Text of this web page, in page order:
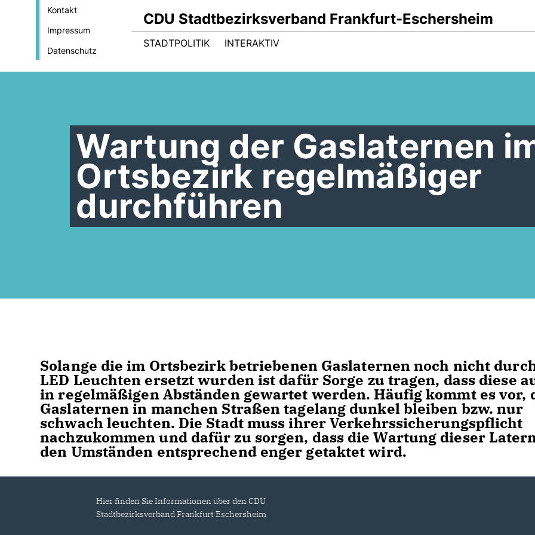
Kontakt
Impressum
Datenschutz
CDU Stadtbezirksverband Frankfurt-Eschersheim
STADTPOLITIK INTERAKTIV
Wartung der Gaslaternen
Ortsbezirk regelmäßiger
durchführen
Solange die im Ortsbezirk betriebenen Gaslaternen noch nicht
LED Leuchten ersetzt wurden ist dafür Sorge zu tragen, dass diese
in regelmäßigen Abständen gewartet werden. Häufig kommt es vor,
Gaslaternen in manchen Straßen tagelang dunkel bleiben bzw. nur
schwach leuchten. Die Stadt muss ihrer Verkehrssicherungspflicht
nachzukommen und dafür zu sorgen, dass die Wartung dieser
den Umständen entsprechend enger getaktet wird.
Hier finden Sie Informationen über den CDU
Stadtbezirksverband Frankfurt Eschersheim